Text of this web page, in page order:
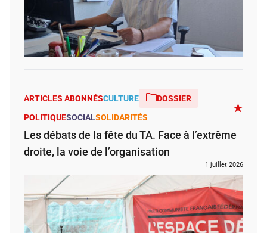
ARTICLES ABONNÉSCULTURE
DOSSIER
POLITIQUESOCIALSOLIDARITÉS
Les débats de la fête du TA. Face à l’extrême
droite, la voie de l’organisation
1 juillet 2026